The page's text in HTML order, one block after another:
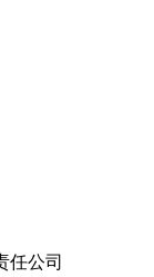
任公司